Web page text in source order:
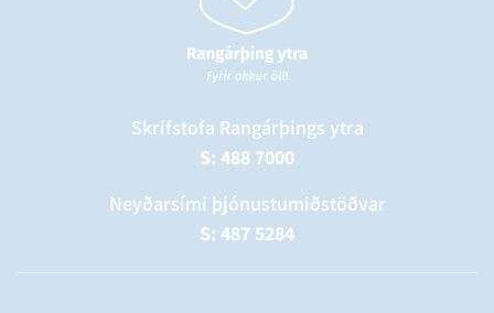
Skrifstofa Rangárþings ytra
S: 488 7000
Neyðarsími þjónustumiðstöðvar
S: 487 5284